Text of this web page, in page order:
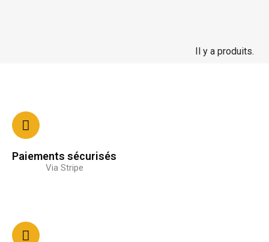
Il y a produits.
Paiements sécurisés
Via Stripe